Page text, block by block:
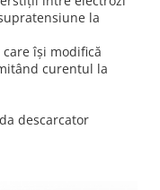
la
își modifică
curentul la
descarcator